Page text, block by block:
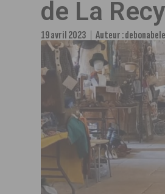
de La
19 avril 2023 Auteur :debonabele